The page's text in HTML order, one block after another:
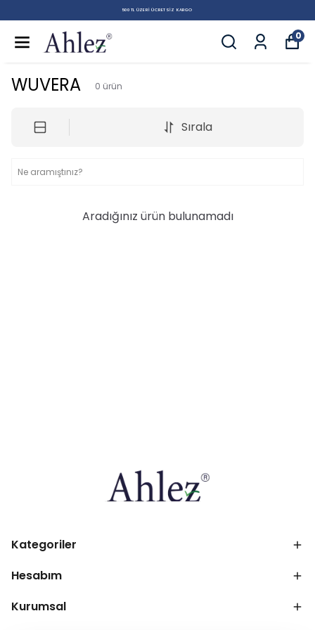
500 TL ÜZERI ÜCRETSIZ KARGO
0
WUVERA 0 ürün
Sırala
Aradığınız ürün bulunamadı
Kategoriler
Hesabım
Kurumsal